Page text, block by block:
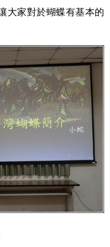
大家對於蝴蝶有基本的